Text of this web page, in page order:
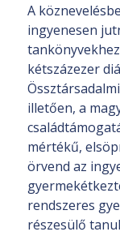
A
ingyenesen
kétszázezer
illetően, a
mértékű,
örvend az
rendszeres
részesülő